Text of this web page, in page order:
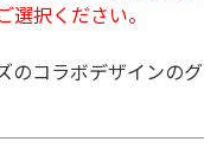
択ください。
のコラボデザインのグ